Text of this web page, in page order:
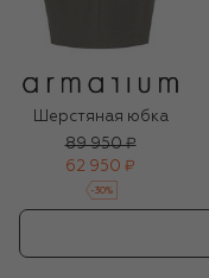
Шерстяная юбка
89 950 ₽
62 950 ₽
-30%